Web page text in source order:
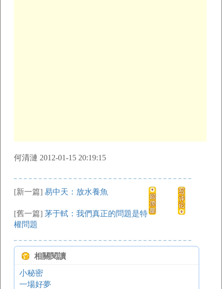
何清漣 2012-01-15 20:19:15
[新一篇] 易中天：放水養魚
[舊一篇] 茅于軾：我們真正的問題是特
權問題
相關閱讀
小秘密
一場好夢